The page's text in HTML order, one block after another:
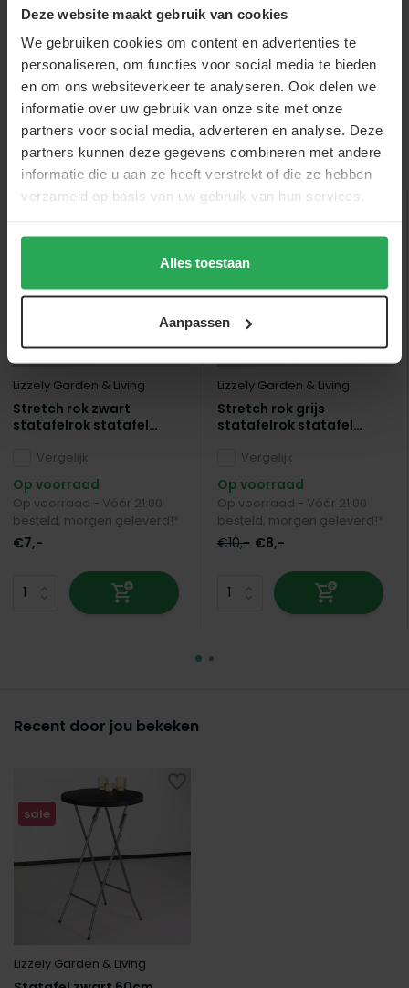
Deze website maakt gebruik van cookies
We gebruiken cookies om content en advertenties te
personaliseren, om functies voor social media te bieden
en om ons websiteverkeer te analyseren. Ook delen we
informatie over uw gebruik van onze site met onze
partners voor social media, adverteren en analyse. Deze
partners kunnen deze gegevens combineren met andere
informatie die u aan ze heeft verstrekt of die ze hebben
verzameld op basis van uw gebruik van hun services.
Alles toestaan
Aanpassen
€44,-
€119,-
Anderen bekeken ook
Lizzely Garden & Living
Stretch rok zwart
statafelrok statafel
Vergelijk
Op voorraad
Op voorraad - Vóór 21:00
besteld, morgen geleverd!*
€7,-
sale
Lizzely Garden & Living
Stretch rok grijs
statafelrok statafel
Vergelijk
Op voorraad
Op voorraad - Vóór 21:00
besteld, morgen geleverd!*
€10,- €8,-
Recent door jou bekeken
sale
Lizzely Garden & Living